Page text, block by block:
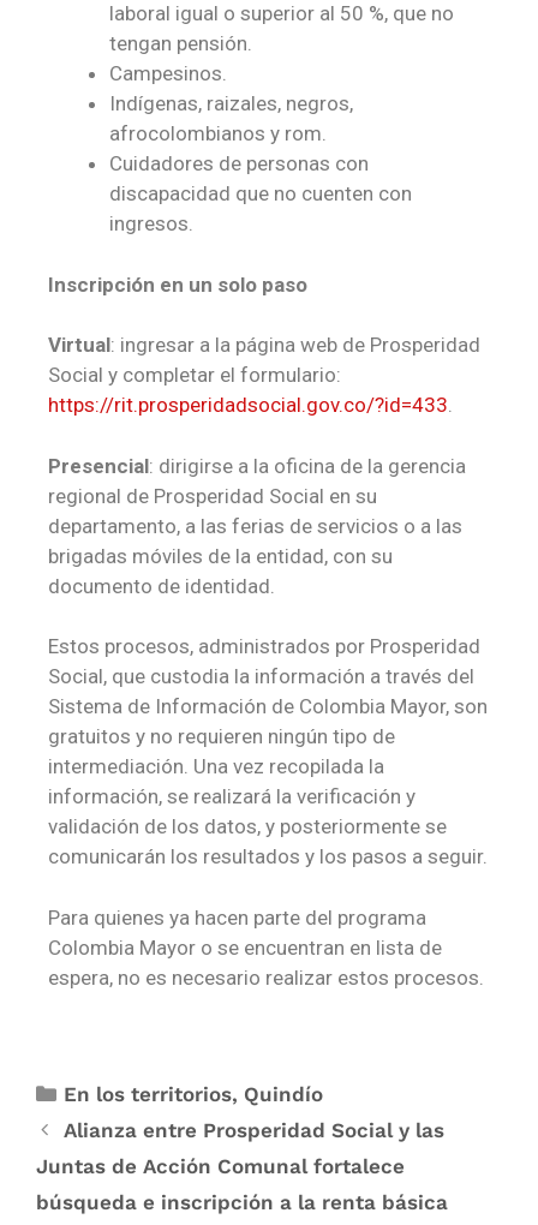
laboral igual o superior al 50 %, que no
tengan pensión.
Campesinos.
Indígenas, raizales, negros,
afrocolombianos y rom.
Cuidadores de personas con
discapacidad que no cuenten con
ingresos.
Inscripción en un solo paso
Virtual: ingresar a la página web de Prosperidad
Social y completar el formulario:
https://rit.prosperidadsocial.gov.co/?id=433.
Presencial: dirigirse a la oficina de la gerencia
regional de Prosperidad Social en su
departamento, a las ferias de servicios o a las
brigadas móviles de la entidad, con su
documento de identidad.
Estos procesos, administrados por Prosperidad
Social, que custodia la información a través del
Sistema de Información de Colombia Mayor, son
gratuitos y no requieren ningún tipo de
intermediación. Una vez recopilada la
información, se realizará la verificación y
validación de los datos, y posteriormente se
comunicarán los resultados y los pasos a seguir.
Para quienes ya hacen parte del programa
Colombia Mayor o se encuentran en lista de
espera, no es necesario realizar estos procesos.
En los territorios, Quindío
Alianza entre Prosperidad Social y las
Juntas de Acción Comunal fortalece
búsqueda e inscripción a la renta básica